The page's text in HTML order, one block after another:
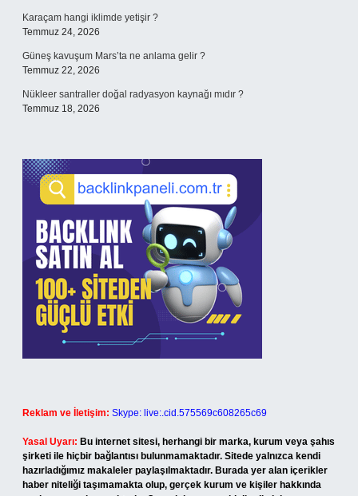
Karaçam hangi iklimde yetişir ?
Temmuz 24, 2026
Güneş kavuşum Mars’ta ne anlama gelir ?
Temmuz 22, 2026
Nükleer santraller doğal radyasyon kaynağı mıdır ?
Temmuz 18, 2026
Reklam ve İletişim: Skype: live:.cid.575569c608265c69
Yasal Uyarı: Bu internet sitesi, herhangi bir marka, kurum veya şahıs
şirketi ile hiçbir bağlantısı bulunmamaktadır. Sitede yalnızca kendi
hazırladığımız makaleler paylaşılmaktadır. Burada yer alan içerikler
haber niteliği taşımamakta olup, gerçek kurum ve kişiler hakkında